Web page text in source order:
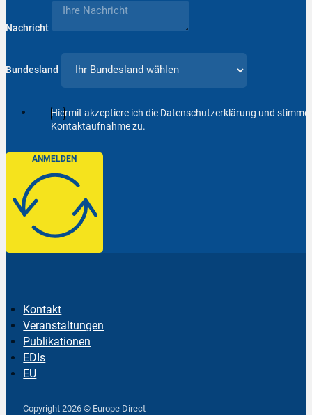
Nachricht
Bundesland
Hiermit akzeptiere ich die Datenschutzerklärung und
Kontaktaufnahme zu.
ANMELDEN
Kontakt
Veranstaltungen
Publikationen
EDIs
EU
Copyright 2026 © Europe Direct